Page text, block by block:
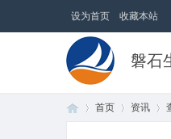
设为首页 收藏本站
磐石
首页 资讯